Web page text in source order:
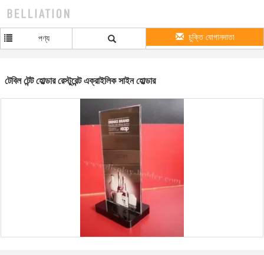
পণ্য চুক্তি যোগানদাতা
টেবিল টেন্ট হোল্ডার রেস্টুরেন্ট এক্রাইলিক সাইন হোল্ডার